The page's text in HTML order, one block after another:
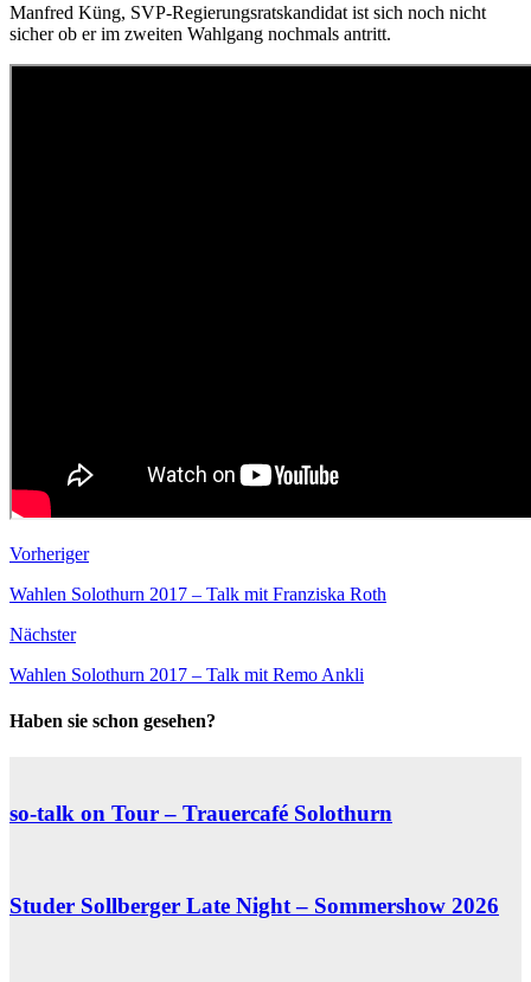
Manfred Küng, SVP-Regierungsratskandidat ist sich noch nicht
sicher ob er im zweiten Wahlgang nochmals antritt.
Vorheriger
Wahlen Solothurn 2017 – Talk mit Franziska Roth
Nächster
Wahlen Solothurn 2017 – Talk mit Remo Ankli
Haben sie schon gesehen?
so-talk on Tour – Trauercafé Solothurn
Studer Sollberger Late Night – Sommershow 2026